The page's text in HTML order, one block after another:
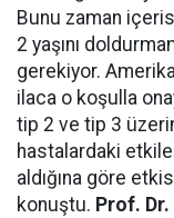
Bunu zaman
2 yaşını
gerekiyor.
ilaca o koşulla
tip 2 ve tip 3
hastalardaki
aldığına göre
konuştu. Prof.